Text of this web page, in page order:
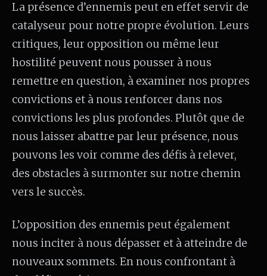
La présence d’ennemis peut en effet servir de
catalyseur pour notre propre évolution. Leurs
critiques, leur opposition ou même leur
hostilité peuvent nous pousser à nous
remettre en question, à examiner nos propres
convictions et à nous renforcer dans nos
convictions les plus profondes. Plutôt que de
nous laisser abattre par leur présence, nous
pouvons les voir comme des défis à relever,
des obstacles à surmonter sur notre chemin
vers le succès.
L’opposition des ennemis peut également
nous inciter à nous dépasser et à atteindre de
nouveaux sommets. En nous confrontant à